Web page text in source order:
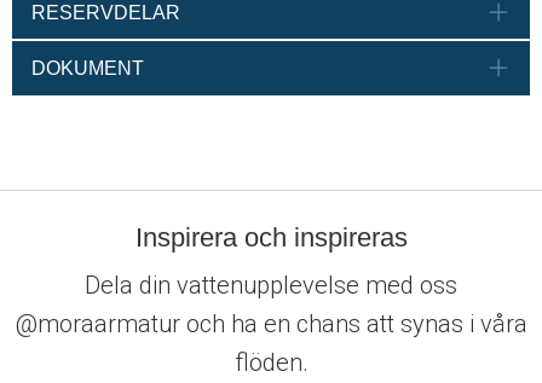
RESERVDELAR
DOKUMENT
Inspirera och inspireras
Dela din vattenupplevelse med oss
@moraarmatur och ha en chans att synas i våra
flöden.